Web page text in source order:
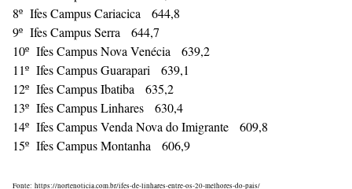
8º Ifes Campus Cariacica 644,8
9º Ifes Campus Serra 644,7
10º Ifes Campus Nova Venécia 639,2
11º Ifes Campus Guarapari 639,1
12º Ifes Campus Ibatiba 635,2
13º Ifes Campus Linhares 630,4
14º Ifes Campus Venda Nova do Imigrante 609,8
15º Ifes Campus Montanha 606,9
Fonte: https://nortenoticia.com.br/ifes-de-linhares-entre-os-20-melhores-do-pais/